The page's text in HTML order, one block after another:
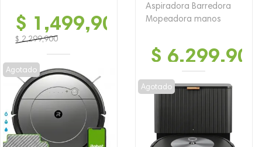
$ 2,299,900
precio
original
era:
$ 2,299,900.
$ 1,499,900
precio
actual
es:
$ 1,499,900.
Agotado
Aspiradora Barredora
Mopeadora manos
$ 6,299,900
Agotado